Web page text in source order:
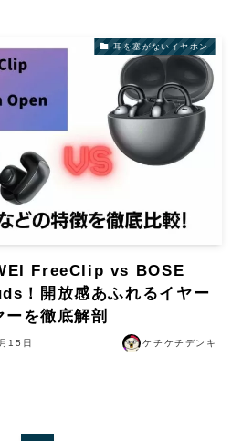
耳を塞がないイヤホン
FreeClip vs BOSE
！開放感あふれるイヤー
を徹底解剖
15日 ケチケチデンキ